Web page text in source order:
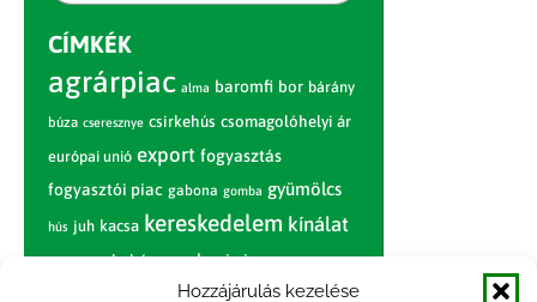
Hozzájárulás kezelése
CÍMKÉK
agrárpiac alma baromfi bor bárány
búza cseresznye csirkehús csomagolóhelyi ár
európai unió export fogyasztás
fogyasztói piac gabona gomba gyümölcs
hús juh kacsa kereskedelem kínálat
körte marhahús nagybani piac narancs
nemzetközi árinformációk